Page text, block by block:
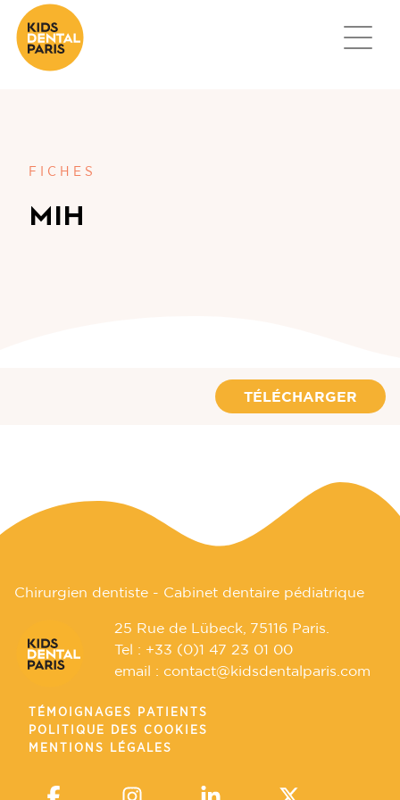
FICHES
MIH
TÉLÉCHARGER
Chirurgien dentiste - Cabinet dentaire pédiatrique
25 Rue de Lübeck, 75116 Paris.
Tel : +33 (0)1 47 23 01 00
email : contact@kidsdentalparis.com
TÉMOIGNAGES PATIENTS
POLITIQUE DES COOKIES
MENTIONS LÉGALES